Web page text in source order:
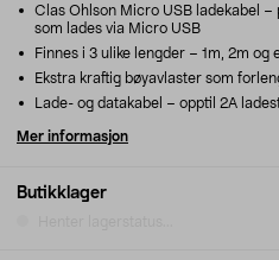
Butikklager
Clas Ohlson Micro USB ladekabel
som lades via Micro USB
Finnes i 3 ulike lengder – 1m, 2m og
Ekstra kraftig bøyavlaster som
Lade- og datakabel – opptil 2A
Mer informasjon